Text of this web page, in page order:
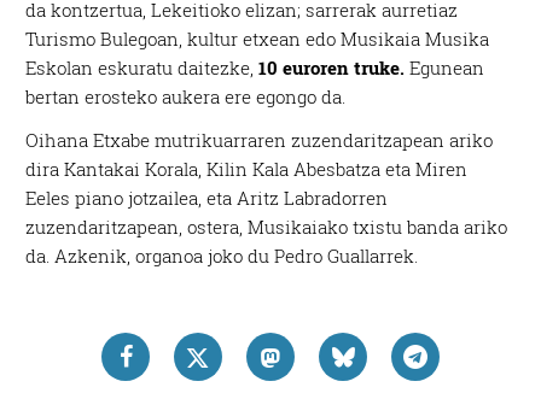
da kontzertua, Lekeitioko elizan; sarrerak aurretiaz
Turismo Bulegoan, kultur etxean edo Musikaia Musika
Eskolan eskuratu daitezke,10 euroren truke. Egunean
bertan erosteko aukera ere egongo da.
Oihana Etxabe mutrikuarraren zuzendaritzapean ariko
dira Kantakai Korala, Kilin Kala Abesbatza eta Miren
Eeles piano jotzailea, eta Aritz Labradorren
zuzendaritzapean, ostera, Musikaiako txistu banda ariko
da. Azkenik, organoa joko du Pedro Guallarrek.